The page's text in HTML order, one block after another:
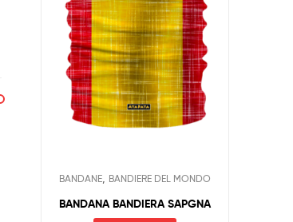
BANDANE BANDIERE DEL MONDO
BANDANA BANDIERA SAPGNA